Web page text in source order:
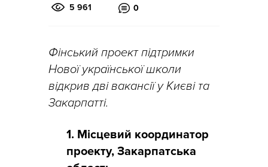
5 961 0
Фінський проект підтримки
Нової української школи
відкрив дві вакансії у Києві та
Закарпатті.
1. Місцевий координатор
проекту, Закарпатська